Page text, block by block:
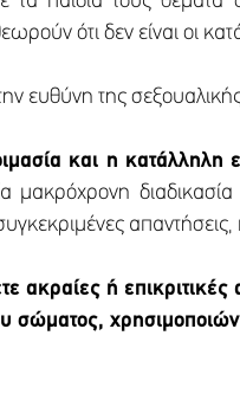
ότι δεν είναι οι
ευθύνη της
και η κατάλληλη
μακρόχρονη
ακραίες ή επικριτικές
σώματος,